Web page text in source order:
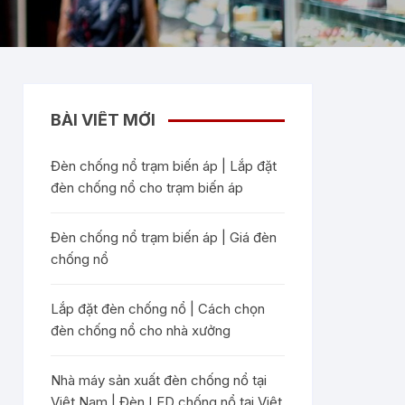
BÀI VIẾT MỚI
Đèn chống nổ trạm biến áp | Lắp đặt
đèn chống nổ cho trạm biến áp
Đèn chống nổ trạm biến áp | Giá đèn
chống nổ
Lắp đặt đèn chống nổ | Cách chọn
đèn chống nổ cho nhà xưởng
Nhà máy sản xuất đèn chống nổ tại